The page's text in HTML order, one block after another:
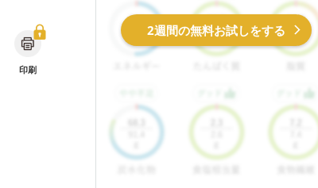
印刷
2週間の無料お試しをする